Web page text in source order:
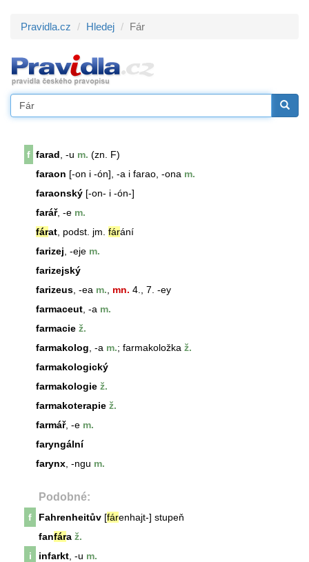
Pravidla.cz Hledej Fár
f farad , -u m. (zn. F)
faraon [-on i -ón], -a i farao, -ona m.
faraonský [-on- i -ón-]
farář, -e m.
fárat , podst. jm. fárání
farizej , -eje m.
farizejský
farizeus , -ea m. mn. 4., 7. -ey
farmaceut , -a m.
farmacie ž.
farmakolog , -a m.; farmakoložka ž.
farmakologický
farmakologie ž.
farmakoterapie ž.
farmář, -e m.
faryngální
farynx , -ngu m.
Podobné:
f Fahrenheitův [fárenhajt-] stupeň
fanfára ž.
i
infarkt , -u m.